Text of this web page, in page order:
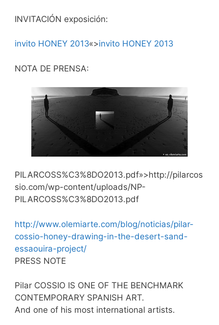
INVITACIÓN exposición:
invito HONEY 2013«>invito HONEY 2013
NOTA DE PRENSA:
PILARCOSS%C3%8DO2013.pdf»>http://pilarcos
sio.com/wp-content/uploads/NP-
PILARCOSS%C3%8DO2013.pdf
http://www.olemiarte.com/blog/noticias/pilar-
cossio-honey-drawing-in-the-desert-sand-
essaouira-project/
PRESS NOTE
Pilar COSSIO IS ONE OF THE BENCHMARK
CONTEMPORARY SPANISH ART.
And one of his most international artists.